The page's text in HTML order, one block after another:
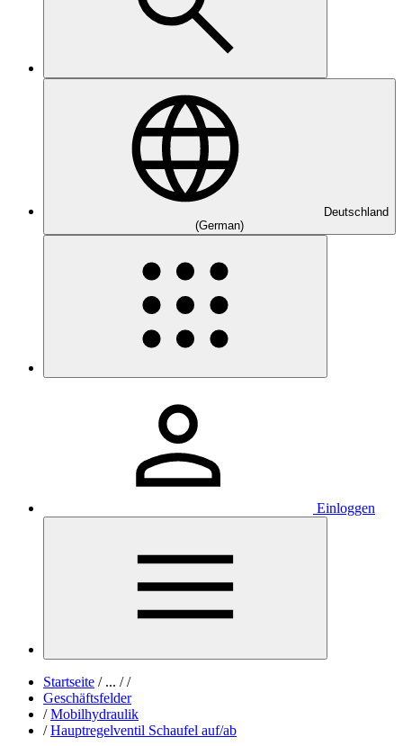
Deutschland
(German)
Einloggen
Startseite /... / /
Geschäftsfelder
/ Mobilhydraulik
/ Hauptregelventil Schaufel auf/ab